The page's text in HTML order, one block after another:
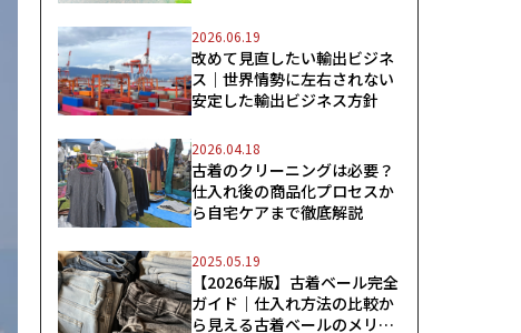
2026.06.19
改めて見直したい輸出ビジネ
ス｜世界情勢に左右されない
安定した輸出ビジネス方針
2026.04.18
古着のクリーニングは必要？
仕入れ後の商品化プロセスか
ら自宅ケアまで徹底解説
2025.05.19
【2026年版】古着ベール完全
ガイド｜仕入れ方法の比較か
ら見える古着ベールのメリッ